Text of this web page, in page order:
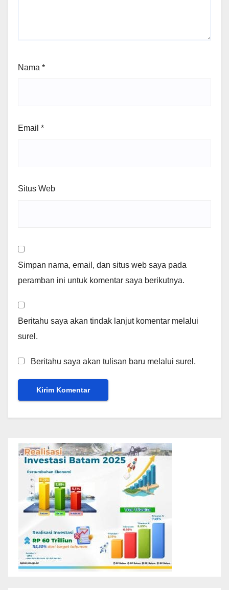
Nama *
Email *
Situs Web
Simpan nama, email, dan situs web saya pada
peramban ini untuk komentar saya berikutnya.
Beritahu saya akan tindak lanjut komentar melalui
surel.
Beritahu saya akan tulisan baru melalui surel.